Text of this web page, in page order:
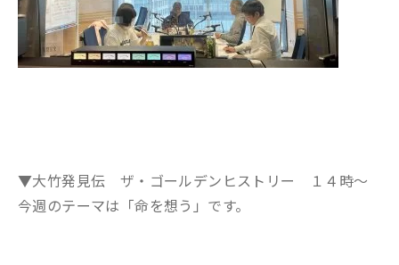
▼大竹発見伝 ザ・ゴールデンヒストリー １４時～
今週のテーマは「命を想う」です。